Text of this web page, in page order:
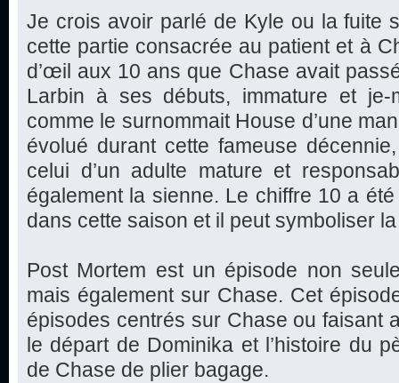
Je crois avoir parlé de Kyle ou la fuite
cette partie consacrée au patient et à
d’œil aux 10 ans que Chase avait
Larbin à ses débuts, immature et je-
comme le surnommait House d’une
évolué durant cette fameuse
celui d’un adulte mature et
également la sienne. Le chiffre 10 a
dans cette saison et il peut symboliser
Post Mortem est un épisode non
mais également sur Chase. Cet
épisodes centrés sur Chase ou faisant
le départ de Dominika et l’histoire du
de Chase de plier bagage.